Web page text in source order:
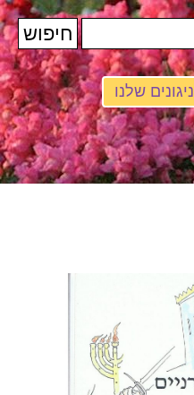
ניגונים שלנו